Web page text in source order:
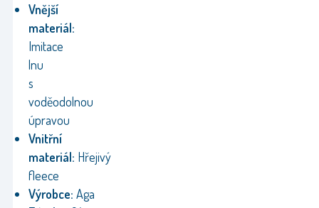
Vnější
materiál:
Imitace
lnu
s
voděodolnou
úpravou
Vnitřní
materiál: Hřejivý
fleece
Výrobce: Aga